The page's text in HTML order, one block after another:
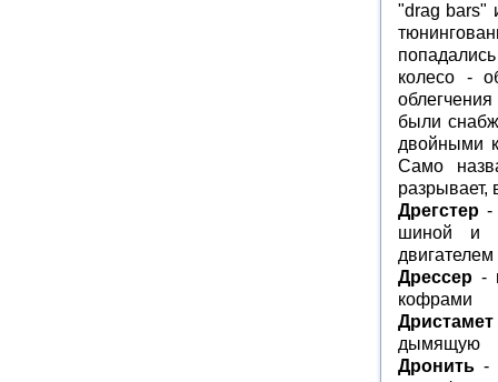
"drag bars"
колесо -
были
двойными
Само
разрывает,
Дрегстер -
шиной и
Дрессер -
кофрами
Дристамет
дымящую
Дронить -